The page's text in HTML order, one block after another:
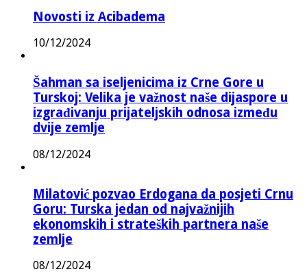
Novosti iz Acibadema
10/12/2024
Šahman sa iseljenicima iz Crne Gore u
Turskoj: Velika je važnost naše dijaspore u
izgrađivanju prijateljskih odnosa između
dvije zemlje
08/12/2024
Milatović pozvao Erdogana da posjeti Crnu
Goru: Turska jedan od najvažnijih
ekonomskih i strateških partnera naše
zemlje
08/12/2024